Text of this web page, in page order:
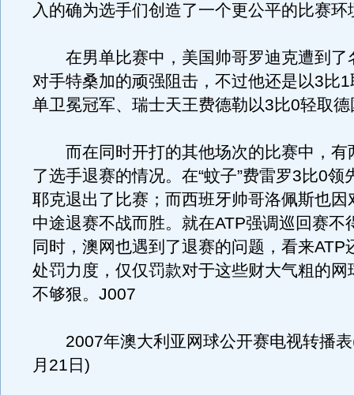
入的确为选手们创造了一个更公平的比赛环
在男单比赛中，美国帅哥罗迪克遭到了
对手特桑加的顽强阻击，不过他还是以3比
单卫冕冠军、瑞士天王费德勒以3比0轻取
而在同时开打的其他场次的比赛中，有
了选手退赛的情况。在“蚊子”费雷罗3比0领
耶克退出了比赛；而西班牙帅哥洛佩斯也因
中途退赛不战而胜。就在ATP强调巡回赛不
同时，澳网也遇到了退赛的问题，看来ATP
处罚力度，仅仅罚款对于这些财大气粗的网
不够狠。J007
2007年澳大利亚网球公开赛电视转播表
月21日)